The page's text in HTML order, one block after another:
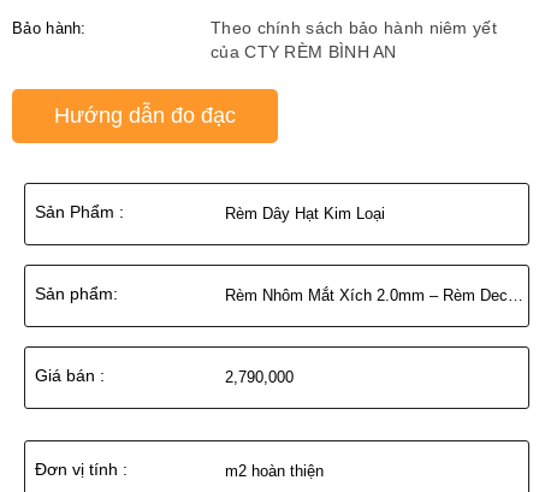
Bảo hành:
Theo chính sách bảo hành niêm yết
của CTY RÈM BÌNH AN
Hướng dẫn đo đạc
Sản Phẩm : Rèm Dây Hạt Kim Loại
Sản phẩm: Rèm Nhôm Mắt Xích 2.0mm – Rèm Decor Bar & Lounge Cao Cấp
Giá bán : 2,790,000
Đơn vị tính : m2 hoàn thiện